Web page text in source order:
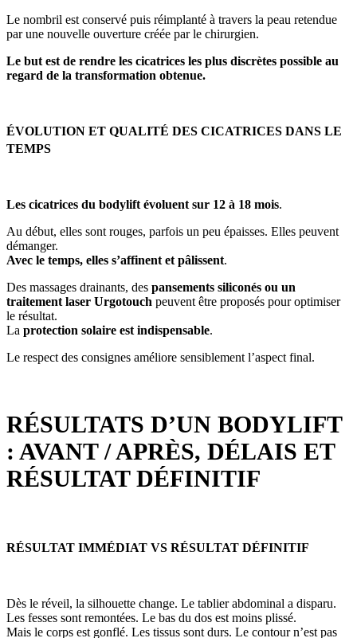
Le nombril est conservé puis réimplanté à travers la peau retendue
par une nouvelle ouverture créée par le chirurgien.
Le but est de rendre les cicatrices les plus discrètes possible au
regard de la transformation obtenue.
ÉVOLUTION ET QUALITÉ DES CICATRICES DANS LE
TEMPS
Les cicatrices du bodylift évoluent sur 12 à 18 mois.
Au début, elles sont rouges, parfois un peu épaisses. Elles peuvent
démanger.
Avec le temps, elles s’affinent et pâlissent.
Des massages drainants, des pansements siliconés ou un
traitement laser Urgotouch peuvent être proposés pour optimiser
le résultat.
La protection solaire est indispensable.
Le respect des consignes améliore sensiblement l’aspect final.
RÉSULTATS D’UN BODYLIFT
: AVANT / APRÈS, DÉLAIS ET
RÉSULTAT DÉFINITIF
RÉSULTAT IMMÉDIAT VS RÉSULTAT DÉFINITIF
Dès le réveil, la silhouette change. Le tablier abdominal a disparu.
Les fesses sont remontées. Le bas du dos est moins plissé.
Mais le corps est gonflé. Les tissus sont durs. Le contour n’est pas